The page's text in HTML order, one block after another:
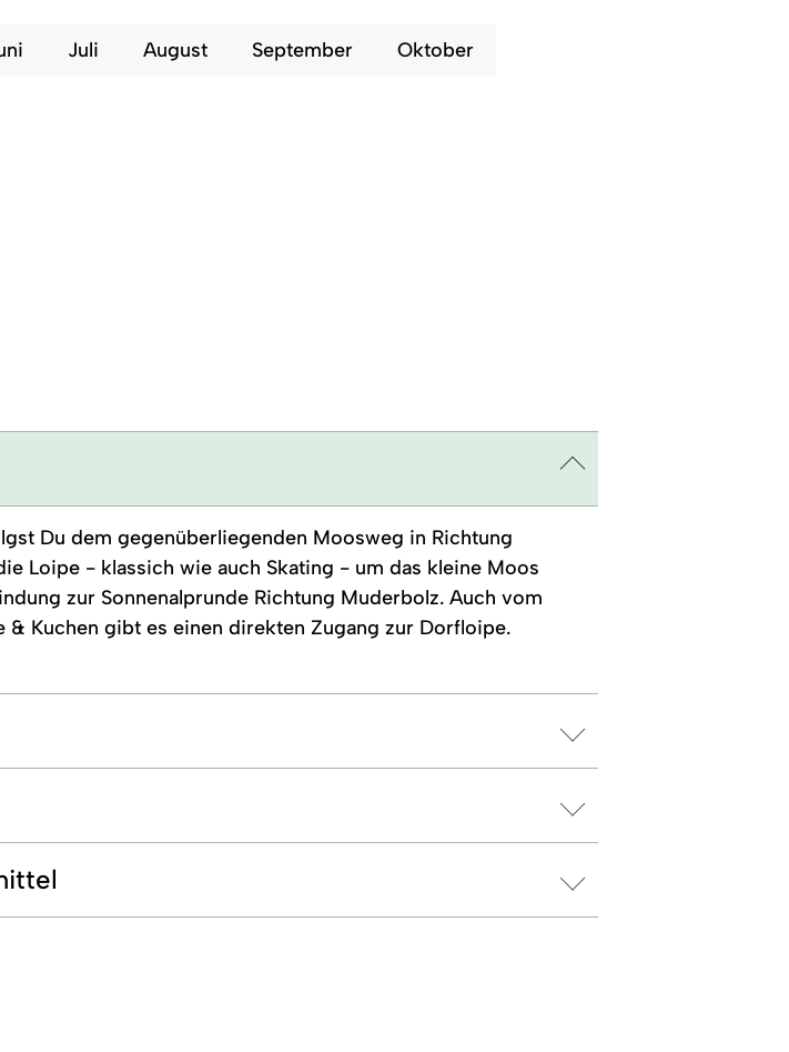
Juli August September Oktober
Du dem gegenüberliegenden Moosweg in Richtung
Loipe - klassich wie auch Skating - um das kleine Moos
zur Sonnenalprunde Richtung Muderbolz. Auch vom
Kuchen gibt es einen direkten Zugang zur Dorfloipe.